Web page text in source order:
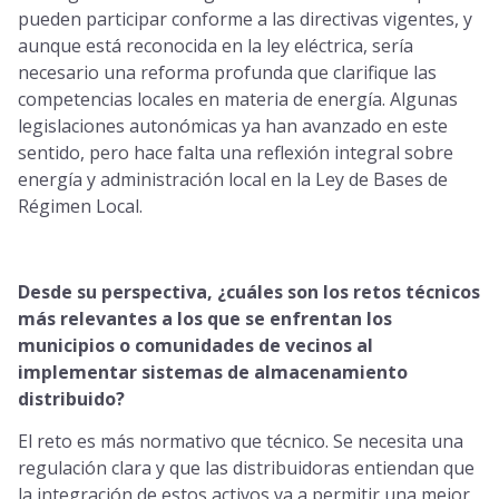
pueden participar conforme a las directivas vigentes, y
aunque está reconocida en la ley eléctrica, sería
necesario una reforma profunda que clarifique las
competencias locales en materia de energía. Algunas
legislaciones autonómicas ya han avanzado en este
sentido, pero hace falta una reflexión integral sobre
energía y administración local en la Ley de Bases de
Régimen Local.
Desde su perspectiva, ¿cuáles son los retos técnicos
más relevantes a los que se enfrentan los
municipios o comunidades de vecinos al
implementar sistemas de almacenamiento
distribuido?
El reto es más normativo que técnico. Se necesita una
regulación clara y que las distribuidoras entiendan que